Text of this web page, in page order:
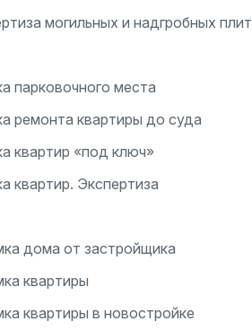
могильных и надгробных плит
парковочного места
ремонта квартиры до суда
квартир «под ключ»
квартир. Экспертиза
дома от застройщика
квартиры
квартиры в новостройке